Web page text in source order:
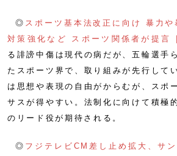
◎ スポーツ基本法改正に向け 暴力
対策強化など スポーツ関係者が提言
る誹謗中傷は現代の病だが、五輪選手
たスポーツ界で、取り組みが先行して
は思想や表現の自由がからむが、スポ
サスが得やすい。法制化に向けて積極
のリード役が期待される。
◎ フジテレビCM差し止め拡大、サ